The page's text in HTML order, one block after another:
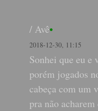
/ Avê•
2018-12-30, 11:15
Sonhei que eu e
porém jogados
cabeça com um
pra não